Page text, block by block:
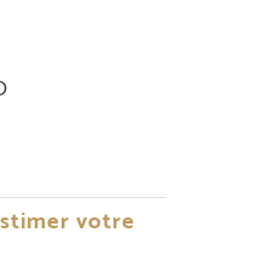
votre